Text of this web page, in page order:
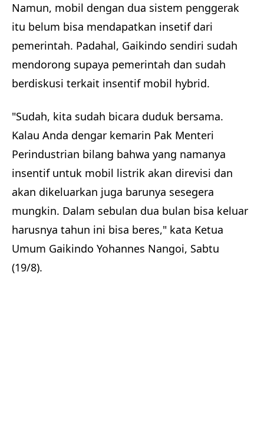
Namun, mobil dengan dua sistem penggerak
itu belum bisa mendapatkan insetif dari
pemerintah. Padahal, Gaikindo sendiri sudah
mendorong supaya pemerintah dan sudah
berdiskusi terkait insentif mobil hybrid.
"Sudah, kita sudah bicara duduk bersama.
Kalau Anda dengar kemarin Pak Menteri
Perindustrian bilang bahwa yang namanya
insentif untuk mobil listrik akan direvisi dan
akan dikeluarkan juga barunya sesegera
mungkin. Dalam sebulan dua bulan bisa keluar
harusnya tahun ini bisa beres," kata Ketua
Umum Gaikindo Yohannes Nangoi, Sabtu
(19/8).